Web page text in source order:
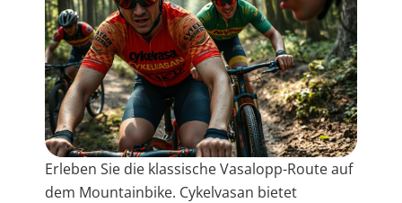
Erleben Sie die klassische Vasalopp-Route auf
dem Mountainbike. Cykelvasan bietet